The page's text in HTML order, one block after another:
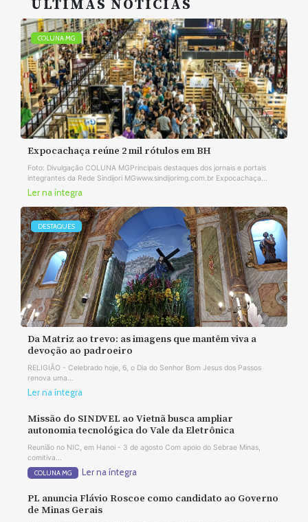
ÚLTIMAS NOTÍCIAS
COLUNA MG
Expocachaça reúne 2 mil rótulos em BH
Foto: Divulgação COLUNA MGPrincipais destaques dos jornais e portais
integrantes da Rede Sindijori MGwww.sindijorimg.com.br Expocachaça...
Ler na íntegra
DESTAQUES
Da Matriz ao trevo: as imagens que mantêm viva a
devoção ao padroeiro
RELIGIÃO - Celebrado hoje, 6, o Dia do Senhor Bom Jesus dos Passos
renova uma...
Ler na íntegra
Missão do SINDVEL ao Vietnã busca ampliar
autonomia tecnológica do Vale da Eletrônica
Reunião no NIC, em Hanoi - 3 de agosto Com apoio do Sebrae Minas,
comitiva...
COLUNA MG Ler na íntegra
PL anuncia Flávio Roscoe como candidato ao Governo
de Minas Gerais